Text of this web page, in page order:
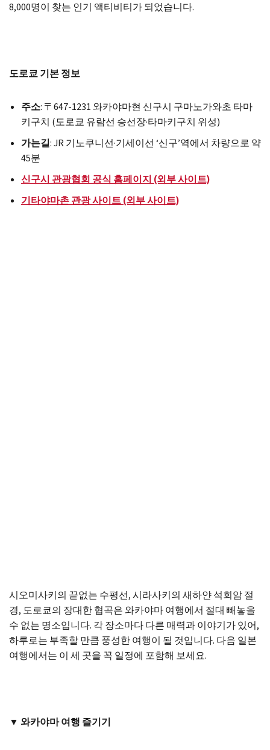
8,000명이 찾는 인기 액티비티가 되었습니다.
도로쿄 기본 정보
주소: 〒647-1231 와카야마현 신구시 구마노가와초 타마
키구치 (도로쿄 유람선 승선장·타마키구치 위성)
가는길: JR 기노쿠니선·기세이선 ‘신구’역에서 차량으로 약
45분
신구시 관광협회 공식 홈페이지 (외부 사이트)
기타야마촌 관광 사이트 (외부 사이트)
시오미사키의 끝없는 수평선, 시라사키의 새하얀 석회암 절
경, 도로쿄의 장대한 협곡은 와카야마 여행에서 절대 빼놓을
수 없는 명소입니다. 각 장소마다 다른 매력과 이야기가 있어,
하루로는 부족할 만큼 풍성한 여행이 될 것입니다. 다음 일본
여행에서는 이 세 곳을 꼭 일정에 포함해 보세요.
▼ 와카야마 여행 즐기기